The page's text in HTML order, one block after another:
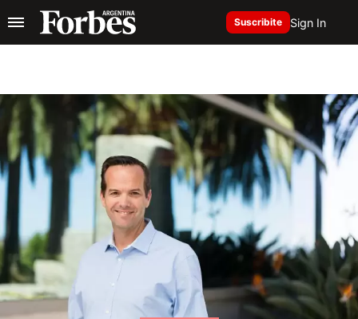
Suscribite Sign In